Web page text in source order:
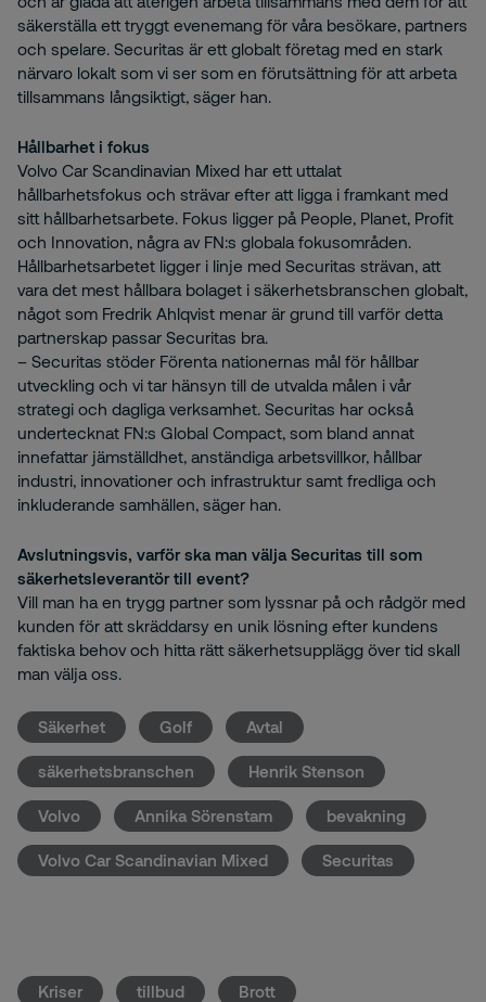
säkerställa ett tryggt evenemang för våra besökare, partners
och spelare. Securitas är ett globalt företag med en stark
närvaro lokalt som vi ser som en förutsättning för att arbeta
tillsammans långsiktigt, säger han.
Hållbarhet i fokus
Volvo Car Scandinavian Mixed har ett uttalat
hållbarhetsfokus och strävar efter att ligga i framkant med
sitt hållbarhetsarbete. Fokus ligger på People, Planet, Profit
och Innovation, några av FN:s globala fokusområden.
Hållbarhetsarbetet ligger i linje med Securitas strävan, att
vara det mest hållbara bolaget i säkerhetsbranschen globalt,
något som Fredrik Ahlqvist menar är grund till varför detta
partnerskap passar Securitas bra.
– Securitas stöder Förenta nationernas mål för hållbar
utveckling och vi tar hänsyn till de utvalda målen i vår
strategi och dagliga verksamhet. Securitas har också
undertecknat FN:s Global Compact, som bland annat
innefattar jämställdhet, anständiga arbetsvillkor, hållbar
industri, innovationer och infrastruktur samt fredliga och
inkluderande samhällen, säger han.
Avslutningsvis, varför ska man välja Securitas till som
säkerhetsleverantör till event?
Vill man ha en trygg partner som lyssnar på och rådgör med
kunden för att skräddarsy en unik lösning efter kundens
faktiska behov och hitta rätt säkerhetsupplägg över tid skall
man välja oss.
Säkerhet Golf Avtal
säkerhetsbranschen Henrik Stenson
Volvo Annika Sörenstam bevakning
Volvo Car Scandinavian Mixed Securitas
Kriser tillbud Brott